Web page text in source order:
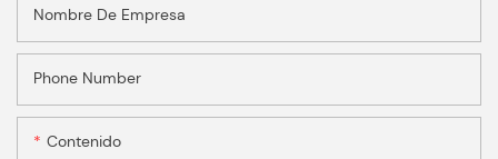
Nombre De Empresa
Phone Number
Contenido